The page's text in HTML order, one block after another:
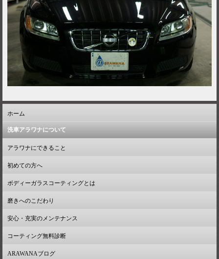
ホーム
洗車アラワナについて
アラワナにできること
初めての方へ
ボディーガラスコーティングとは
磨きへのこだわり
安心・充実のメンテナンス
コーティング無料診断
ARAWANAブログ